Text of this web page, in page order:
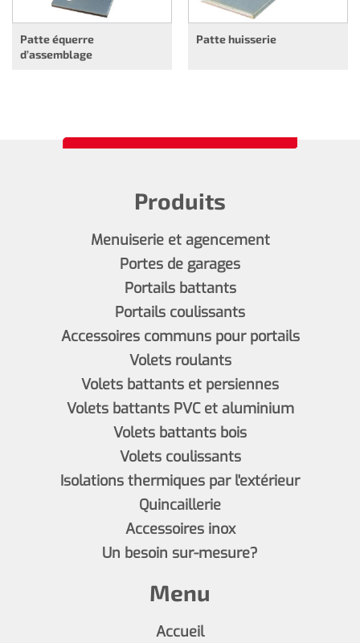
Patte équerre
d’assemblage
Patte huisserie
Produits
Menuiserie et agencement
Portes de garages
Portails battants
Portails coulissants
Accessoires communs pour portails
Volets roulants
Volets battants et persiennes
Volets battants PVC et aluminium
Volets battants bois
Volets coulissants
Isolations thermiques par l'extérieur
Quincaillerie
Accessoires inox
Un besoin sur-mesure?
Menu
Accueil